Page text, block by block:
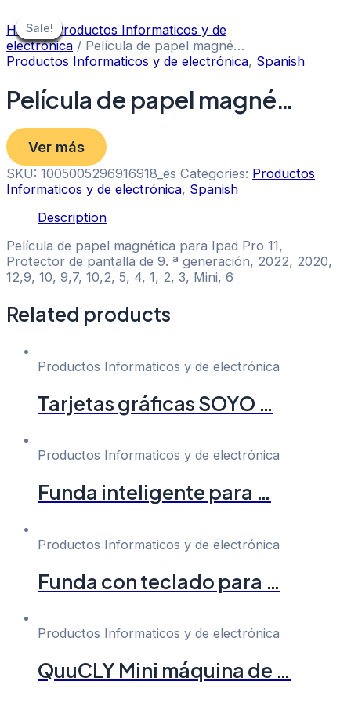
to
content
Sale!
Home/ Productos Informaticos y de
electrónica / Película de papel magné…
Productos Informaticos y de electrónica, Spanish
Película de papel magné…
Ver más
SKU: 1005005296916918_es Categories: Productos
Informaticos y de electrónica, Spanish
Description
Película de papel magnética para Ipad Pro 11,
Protector de pantalla de 9. ª generación, 2022, 2020,
12,9, 10, 9,7, 10,2, 5, 4, 1, 2, 3, Mini, 6
Related products
Sale!
Sale!
Productos Informaticos y de electrónica
Tarjetas gráficas SOYO …
Sale!
Sale!
Productos Informaticos y de electrónica
Funda inteligente para …
Sale!
Sale!
Productos Informaticos y de electrónica
Funda con teclado para …
Sale!
Sale!
Productos Informaticos y de electrónica
QuuCLY Mini máquina de …